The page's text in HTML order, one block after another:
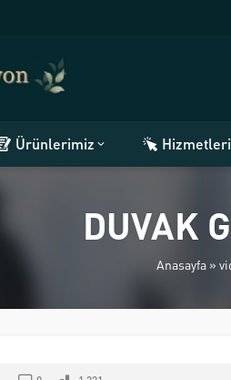
Ürünlerimiz
DUVAK
Anasayfa »